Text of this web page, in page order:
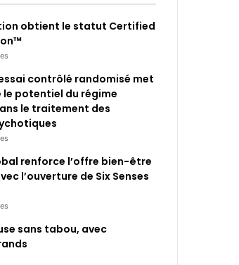
obtient le statut Certified
contrôlé randomisé met
le potentiel du régime
le traitement des
renforce l’offre bien-être
l’ouverture de Six Senses
sans tabou, avec